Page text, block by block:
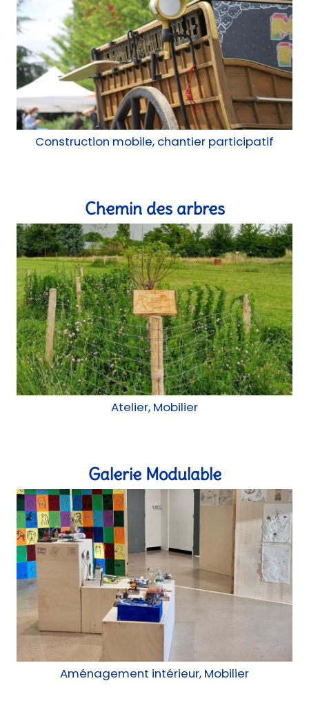
Construction mobile, chantier participatif
Chemin des arbres
Atelier, Mobilier
Galerie Modulable
Aménagement intérieur, Mobilier